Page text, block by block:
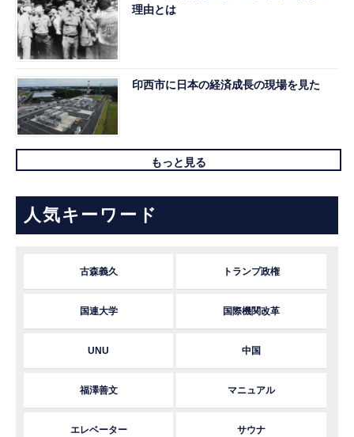
理由とは
印西市に日本の経済成長の現場を見た
もっと見る
人気キーワード
古森義久 トランプ政権
国連大学 国際機関改革
UNU 中国
福澤善文 マニュアル
エレベーター サウナ